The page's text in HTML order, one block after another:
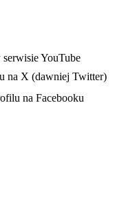
serwisie YouTube
na X (dawniej Twitter)
na Facebooku